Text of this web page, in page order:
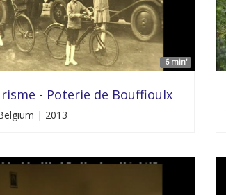
6 min'
- Poterie de Bouffioulx
| 2013